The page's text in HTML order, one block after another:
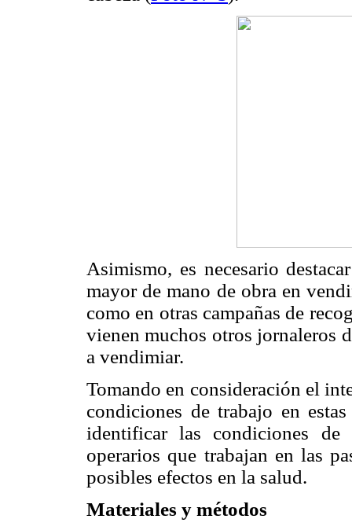
Asimismo, es necesario
mayor de mano de obra en
como en otras campañas de
vienen muchos otros jornaleros
a vendimiar.
Tomando en consideración el
condiciones de trabajo en
identificar las condiciones
operarios que trabajan en las
posibles efectos en la salud.
Materiales y métodos